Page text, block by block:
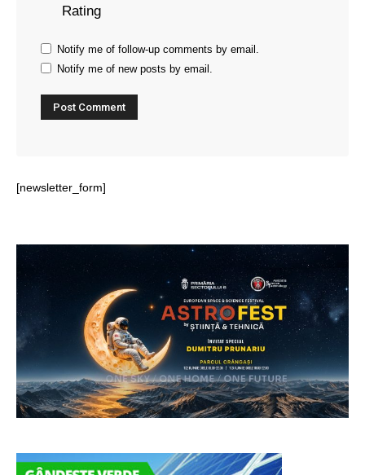
Rating
Notify me of follow-up comments by email.
Notify me of new posts by email.
[newsletter_form]